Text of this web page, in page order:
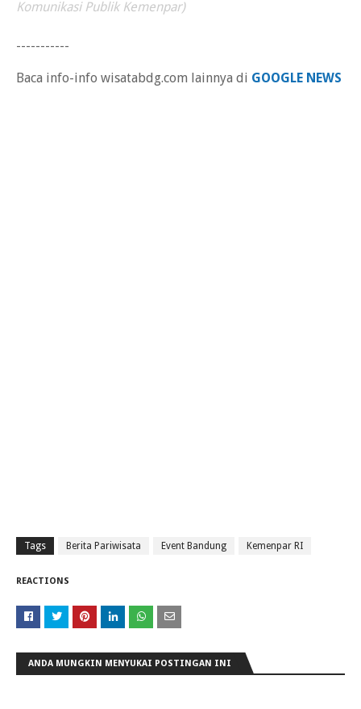
Komunikasi Publik Kemenpar)
-----------
Baca info-info wisatabdg.com lainnya di GOOGLE NEWS
Tags Berita Pariwisata Event Bandung Kemenpar RI
REACTIONS
ANDA MUNGKIN MENYUKAI POSTINGAN INI